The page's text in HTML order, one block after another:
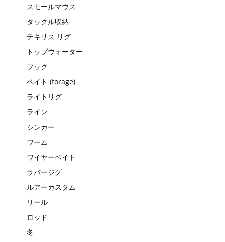
スモールマウス
タックル収納
テキサス リグ
トップウォーター
フック
ベイト (forage)
ライトリグ
ライン
シンカー
ワーム
ワイヤーベイト
ラバージグ
ルアーカスタム
リール
ロッド
冬